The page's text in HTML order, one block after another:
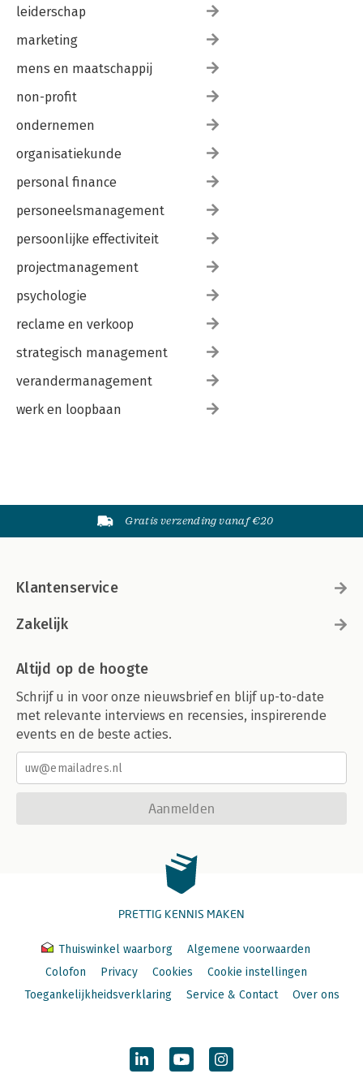
Schaamte zonder gêne
Woord van dank 189
Veelgebruikte afkortingen in de toeslagenaffaire 191
Bibliografie 193
leiderschap
marketing
mens en maatschappij
non-profit
ondernemen
organisatiekunde
personal finance
personeelsmanagement
persoonlijke effectiviteit
projectmanagement
psychologie
reclame en verkoop
strategisch management
verandermanagement
werk en loopbaan
Gratis verzending vanaf €20
Klantenservice
Zakelijk
Altijd op de hoogte
Schrijf u in voor onze nieuwsbrief en blijf up-to-date
met relevante interviews en recensies, inspirerende
events en de beste acties.
Aanmelden
PRETTIG KENNIS MAKEN
Thuiswinkel waarborg
Algemene voorwaarden
Colofon
Privacy Cookies
Cookie instellingen
Toegankelijkheidsverklaring
Service & Contact Over ons